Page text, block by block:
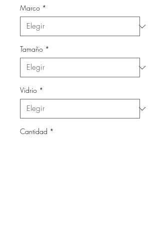
Marco *
Tamaño *
Vidrio *
Cantidad *